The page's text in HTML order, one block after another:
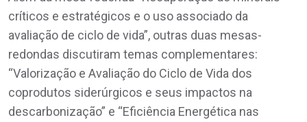
críticos e estratégicos e o uso associado da
avaliação de ciclo de vida”, outras duas mesas-
redondas discutiram temas complementares:
“Valorização e Avaliação do Ciclo de Vida dos
coprodutos siderúrgicos e seus impactos na
descarbonização” e “Eficiência Energética nas